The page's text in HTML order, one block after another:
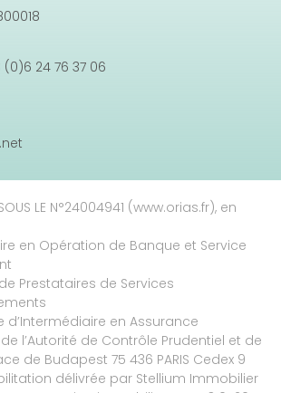
24 76 37 06
LE N°24004941 (www.orias.fr), en
en Opération de Banque et Service
Prestataires de Services
d’Intermédiaire en Assurance
l’Autorité de Contrôle Prudentiel et de
de Budapest 75 436 PARIS Cedex 9
délivrée par Stellium Immobilier